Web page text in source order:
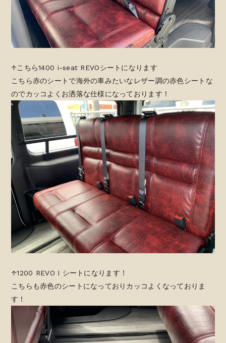
↑こちら1400 i-seat REVOシートになります
こちら赤のシートで海外の車みたいなレザー調の赤色シートな
のでカッコよくお洒落な仕様になっております！
↑1200 REVO I シートになります！
こちらも赤色のシートになっておりカッコよくなっておりま
す！